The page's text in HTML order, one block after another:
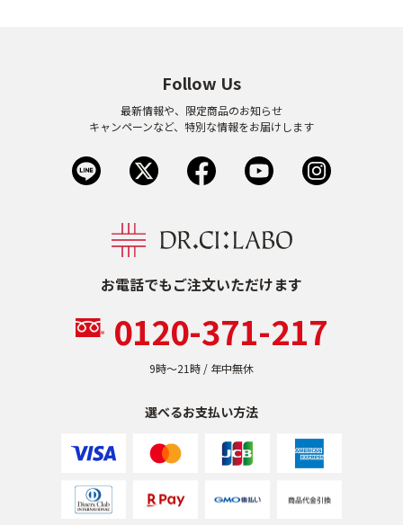
お電話でもご注文いただけます
0120-371-217
9時〜21時 / 年中無休
選べるお支払い方法
Follow Us
最新情報や、限定商品のお知らせ
キャンペーンなど、特別な情報をお届けします